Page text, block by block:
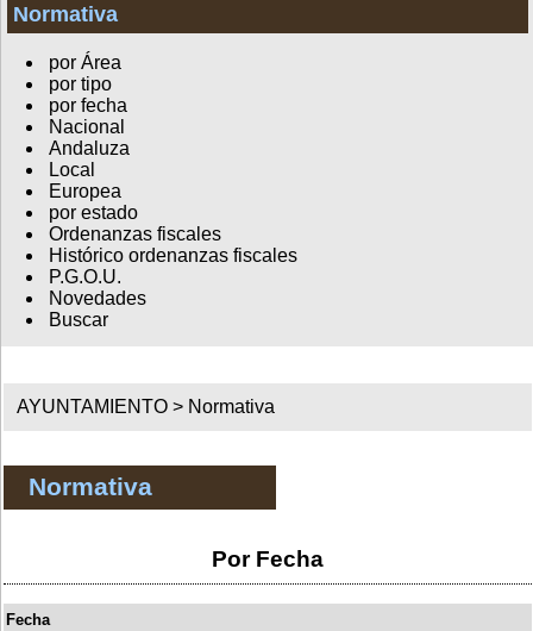
Normativa
por Área
por tipo
por fecha
Nacional
Andaluza
Local
Europea
por estado
Ordenanzas fiscales
Histórico ordenanzas fiscales
P.G.O.U.
Novedades
Buscar
AYUNTAMIENTO > Normativa
Normativa
Por Fecha
Fecha